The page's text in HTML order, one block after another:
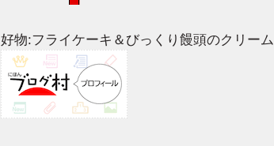
好物:フライケーキ＆びっくり饅頭のクリーム